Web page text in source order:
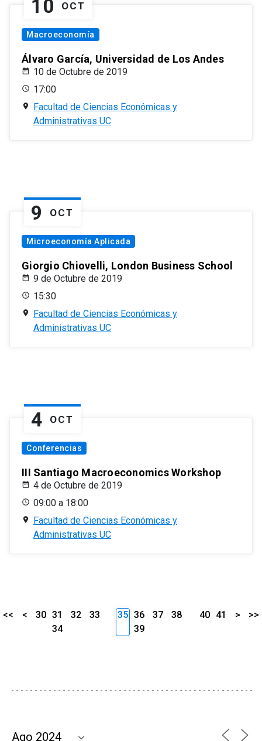
10 OCT
Macroeconomía
Álvaro García, Universidad de Los Andes
10 de Octubre de 2019
17:00
Facultad de Ciencias Económicas y
Administrativas UC
9 OCT
Microeconomía Aplicada
Giorgio Chiovelli, London Business School
9 de Octubre de 2019
15:30
Facultad de Ciencias Económicas y
Administrativas UC
4 OCT
Conferencias
III Santiago Macroeconomics Workshop
4 de Octubre de 2019
09:00 a 18:00
Facultad de Ciencias Económicas y
Administrativas UC
<< < 30 31 32
33
34
35 36 37
38
39
40 41 > >>